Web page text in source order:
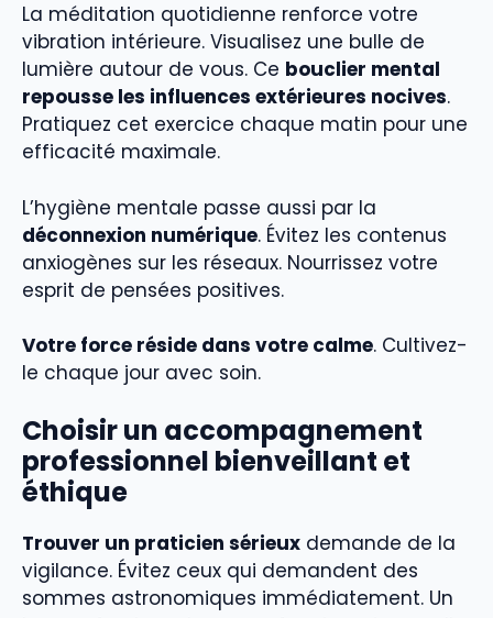
La méditation quotidienne renforce votre
vibration intérieure. Visualisez une bulle de
lumière autour de vous. Ce bouclier mental
repousse les influences extérieures nocives.
Pratiquez cet exercice chaque matin pour une
efficacité maximale.
L’hygiène mentale passe aussi par la
déconnexion numérique. Évitez les contenus
anxiogènes sur les réseaux. Nourrissez votre
esprit de pensées positives.
Votre force réside dans votre calme. Cultivez-
le chaque jour avec soin.
Choisir un accompagnement
professionnel bienveillant et
éthique
Trouver un praticien sérieux demande de la
vigilance. Évitez ceux qui demandent des
sommes astronomiques immédiatement. Un